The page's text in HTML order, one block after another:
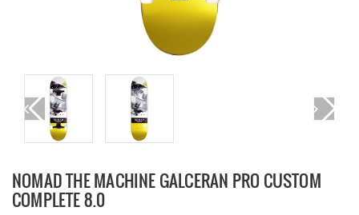
NOMAD THE MACHINE GALCERAN PRO CUSTOM
COMPLETE 8.0